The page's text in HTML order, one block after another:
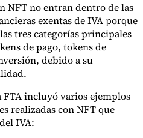
NFT no entran dentro de las
exentas de IVA porque
tres categorías principales
de pago, tokens de
debido a su
incluyó varios ejemplos
realizadas con NFT que
IVA: